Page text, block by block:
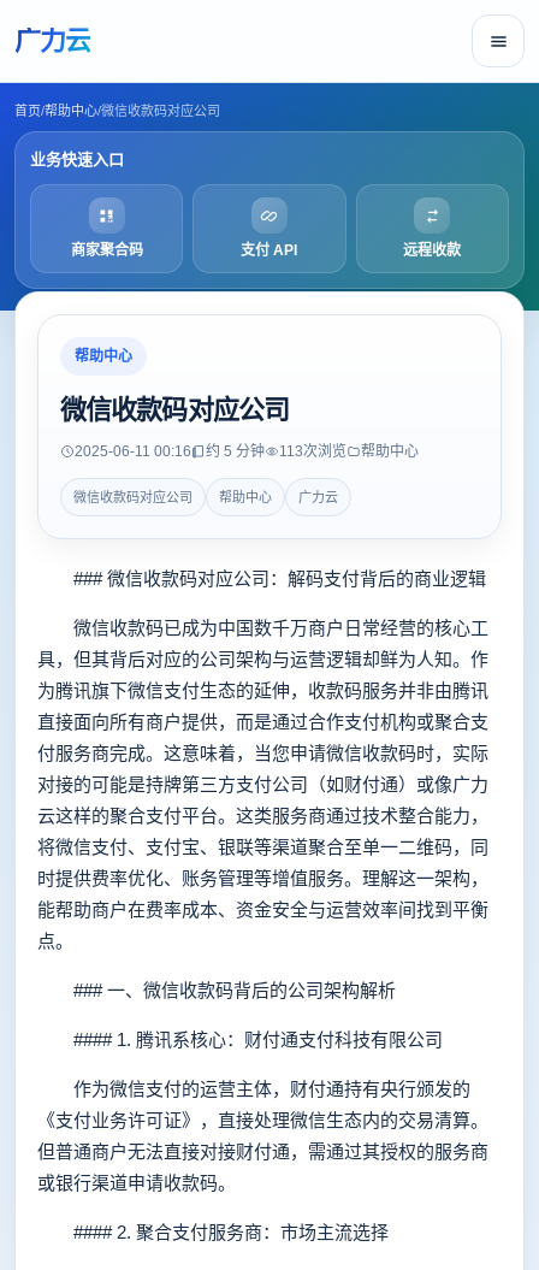
广力云
首页/帮助中心/微信收款码对应公司
业务快速入口
商家聚合码 支付 API 远程收款
帮助中心
微信收款码对应公司
2025-06-11 00:16 约 5 分钟 113次浏览 帮助中心
微信收款码对应公司 帮助中心 广力云
### 微信收款码对应公司：解码支付背后的商业逻辑
微信收款码已成为中国数千万商户日常经营的核心工
具，但其背后对应的公司架构与运营逻辑却鲜为人知。作
为腾讯旗下微信支付生态的延伸，收款码服务并非由腾讯
直接面向所有商户提供，而是通过合作支付机构或聚合支
付服务商完成。这意味着，当您申请微信收款码时，实际
对接的可能是持牌第三方支付公司（如财付通）或像广力
云这样的聚合支付平台。这类服务商通过技术整合能力，
将微信支付、支付宝、银联等渠道聚合至单一二维码，同
时提供费率优化、账务管理等增值服务。理解这一架构，
能帮助商户在费率成本、资金安全与运营效率间找到平衡
点。
### 一、微信收款码背后的公司架构解析
#### 1. 腾讯系核心：财付通支付科技有限公司
作为微信支付的运营主体，财付通持有央行颁发的
《支付业务许可证》，直接处理微信生态内的交易清算。
但普通商户无法直接对接财付通，需通过其授权的服务商
或银行渠道申请收款码。
#### 2. 聚合支付服务商：市场主流选择